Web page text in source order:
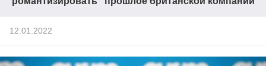
12.01.2022